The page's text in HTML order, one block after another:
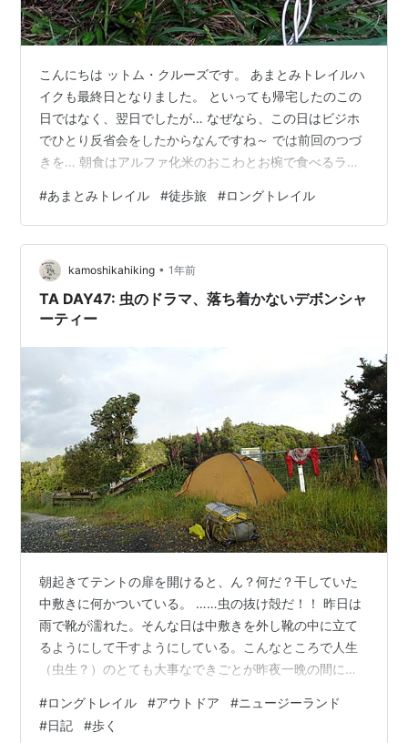
こんにちは ットム・クルーズです。 あまとみトレイルハ
イクも最終日となりました。 といっても帰宅したのこの
日ではなく、翌日でしたが… なぜなら、この日はビジホ
でひとり反省会をしたからなんですね～ では前回のつづ
きを… 朝食はアルファ化米のおこわとお椀で食べるラー
ょっと面倒でも米を炊こうと思いました。 キャンプ場か
らしばらく舗装路を歩くと、トレイルが現れます。 舗装
路からトレイルへ おなじみのジュクジュクの道でした こ
のあたりだったかな？トレイル沿いのクマザサの中を何
かが歩く音がしました(^^; 「ボキッ！」と落ちてる枝を
踏んだ音が！ 「踏んだ…
#あまとみトレイル #徒歩旅 #ロングトレイル
kamoshikahiking • 1年前
TA DAY47: 虫のドラマ、落ち着かないデボンシャ
ーティー
朝起きてテントの扉を開けると、ん？何だ？干していた
中敷きに何かついている。 ……虫の抜け殻だ！！ 昨日は
雨で靴が濡れた。そんな日は中敷きを外し靴の中に立て
るようにして干すようにしている。こんなところで人生
（虫生？）のとても大事なできごとが昨夜一晩の間に起
きによいしょよいしょと登って羽化した虫が、この空の
どこかできっと自由に飛んでいる。ドラマティックだ。
#ロングトレイル #アウトドア #ニュージーランド
#日記 #歩く